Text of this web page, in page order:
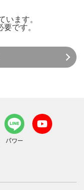
います。
要です。
パワー